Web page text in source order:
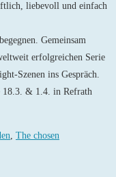
liebevoll und einfach
Gemeinsam
erfolgreichen Serie
Szenen ins Gespräch.
18.3. & 1.4. in Refrath
, The chosen